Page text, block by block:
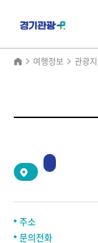
여행정보 관광지
주소
문의전화